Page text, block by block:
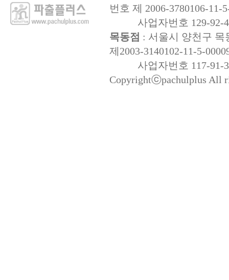
번호 제 2006-3780106-11-
사업자번호 129-92-
목동점 : 서울시 양천구 목
제2003-3140102-11-5-
사업자번호 117-91-
Copyrightⓒpachulplus All